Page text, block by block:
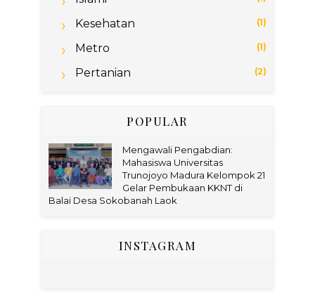
Kesehatan (1)
Metro (1)
Pertanian (2)
POPULAR
Mengawali Pengabdian:
Mahasiswa Universitas
Trunojoyo Madura Kelompok 21
Gelar Pembukaan KKNT di
Balai Desa Sokobanah Laok
INSTAGRAM